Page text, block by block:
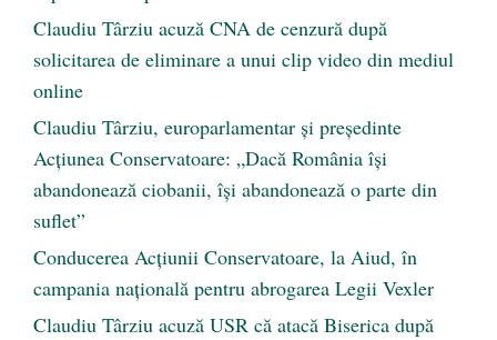
Claudiu Târziu acuză CNA de cenzură după
solicitarea de eliminare a unui clip video din mediul
online
Claudiu Târziu, europarlamentar și președinte
Acțiunea Conservatoare: „Dacă România își
abandonează ciobanii, își abandonează o parte din
suflet”
Conducerea Acțiunii Conservatoare, la Aiud, în
campania națională pentru abrogarea Legii Vexler
Claudiu Târziu acuză USR că atacă Biserica după